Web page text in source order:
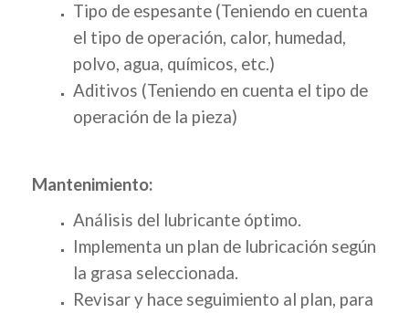
Tipo de espesante (Teniendo en cuenta
el tipo de operación, calor, humedad,
polvo, agua, químicos, etc.)
Aditivos (Teniendo en cuenta el tipo de
operación de la pieza)
Mantenimiento:
Análisis del lubricante óptimo.
Implementa un plan de lubricación según
la grasa seleccionada.
Revisar y hace seguimiento al plan, para